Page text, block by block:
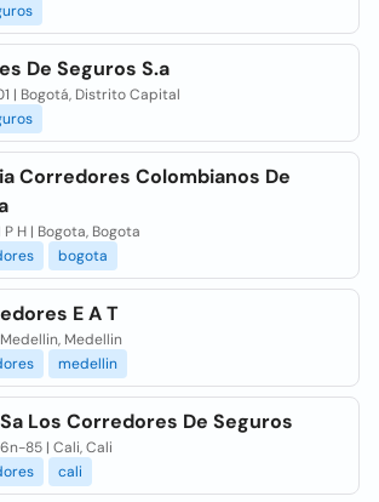
De Seguros S.a
| Bogotá, Distrito Capital
Corredores Colombianos De
H | Bogota, Bogota
bogota
E A T
Medellin
medellin
Los Corredores De Seguros
85 | Cali, Cali
cali